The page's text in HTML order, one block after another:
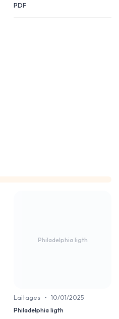
PDF
Philadelphia ligth
Laitages • 10/01/2025
Philadelphia ligth